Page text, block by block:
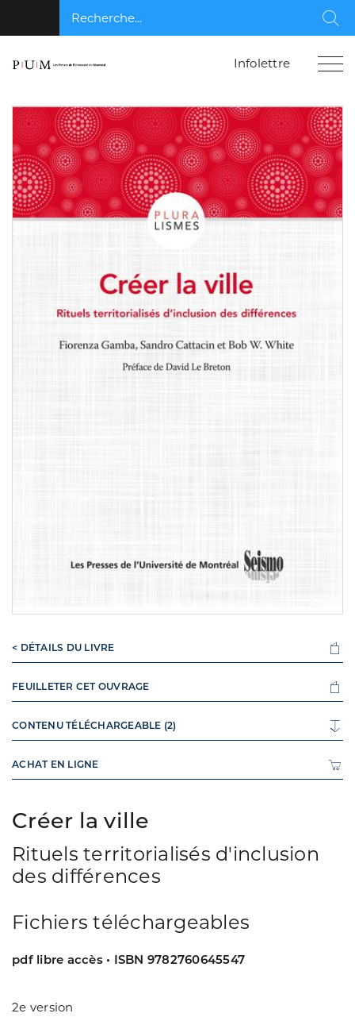
Recherche...
Infolettre
Créer la ville
Rituels territorialisés d'inclusion
des différences
Fichiers téléchargeables
pdf libre accès • ISBN 9782760645547
2e version
< DÉTAILS DU LIVRE
FEUILLETER CET OUVRAGE
CONTENU TÉLÉCHARGEABLE (2)
ACHAT EN LIGNE